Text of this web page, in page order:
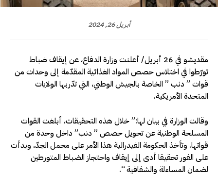
أبريل 26, 2024
مقديشو في 26 أبريل/ أعلنت وزارة الدفاع، عن إيقاف ضباط
تورّطوا في اختلاس حصص المواد الغذائية المقدّمة إلى وحدات من
قوات ” دنب ” الخاصة بالجيش الوطني، التي تدّربها الولايات
المتحدة الأمريكية.
وقالت الوزارة في بيان لها:” خلال هذه التحقيقات، أبلغت القوات
المسلحة الوطنية عن تحويل حصص ” دنب” داخل وحدة من
قواتها. وتأخذ الحكومة الفيدرالية هذا الأمر على محمل الجدّ، وبدأت
على الفور تحقيقا أدى إلى إيقاف واحتجاز الضباط المتورطين
لضمان المساءلة والشفافية “.